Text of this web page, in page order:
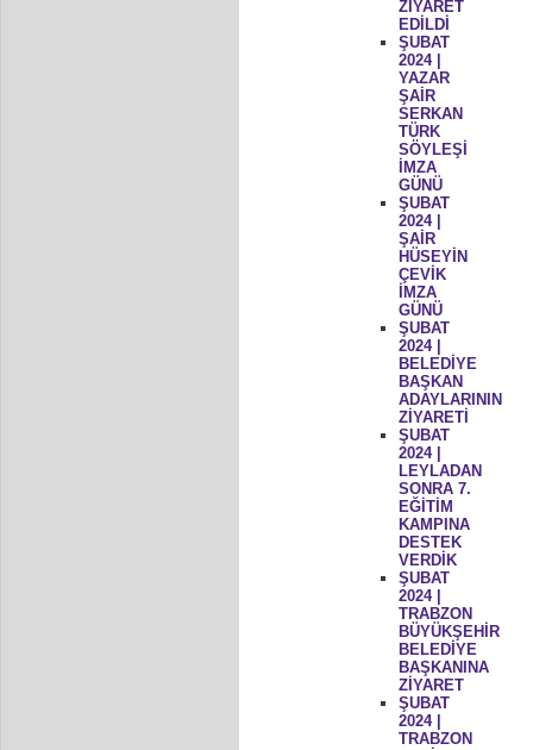
ZİYARET
EDİLDİ
ŞUBAT
2024 |
YAZAR
ŞAİR
SERKAN
TÜRK
SÖYLEŞİ
İMZA
GÜNÜ
ŞUBAT
2024 |
ŞAİR
HÜSEYİN
ÇEVİK
İMZA
GÜNÜ
ŞUBAT
2024 |
BELEDİYE
BAŞKAN
ADAYLARININ
ZİYARETİ
ŞUBAT
2024 |
LEYLADAN
SONRA 7.
EĞİTİM
KAMPINA
DESTEK
VERDİK
ŞUBAT
2024 |
TRABZON
BÜYÜKŞEHİR
BELEDİYE
BAŞKANINA
ZİYARET
ŞUBAT
2024 |
TRABZON